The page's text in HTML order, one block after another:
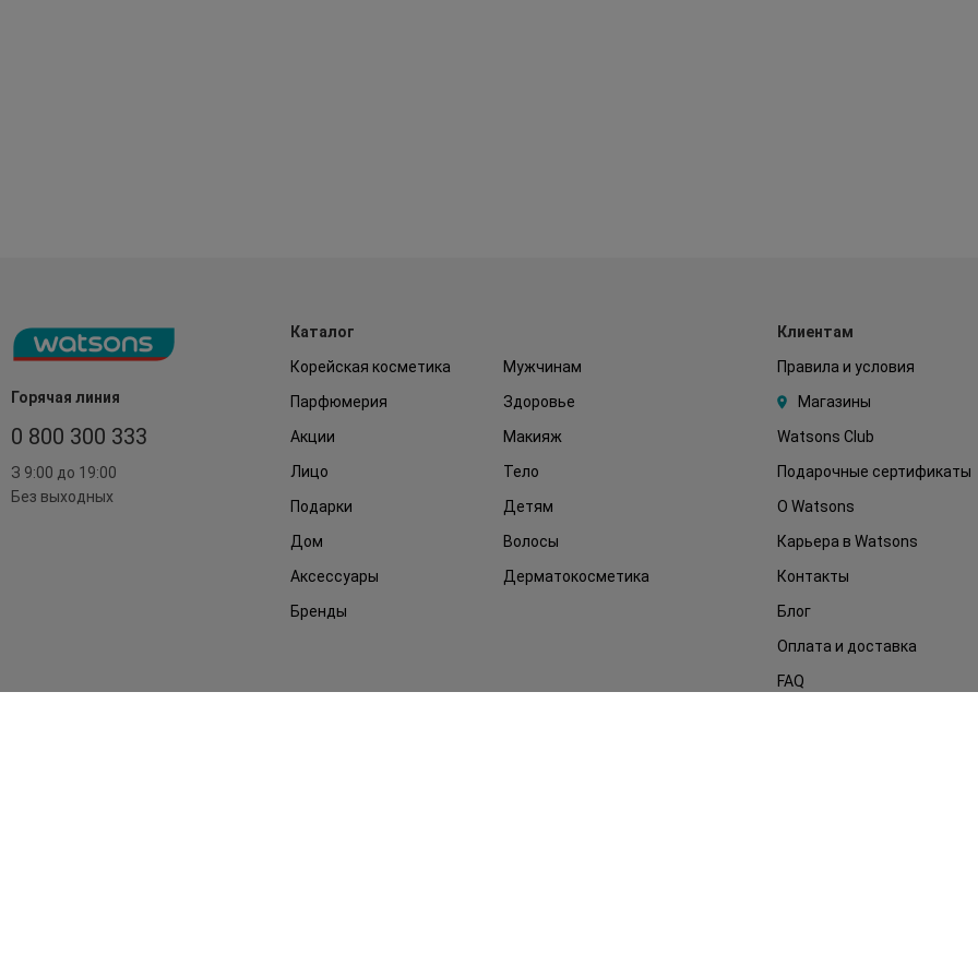
Горячая линия
0 800 300 333
З 9:00 до 19:00
Без выходных
Каталог
Корейская косметика
Мужчинам
Парфюмерия
Здоровье
Акции
Макияж
Лицо
Тело
Подарки
Детям
Дом
Волосы
Аксессуары
Дерматокосметика
Бренды
Клиентам
Правила и условия
Магазины
Watsons Club
Подарочные сертификаты
О Watsons
Карьера в Watsons
Контакты
Блог
Оплата и доставка
FAQ